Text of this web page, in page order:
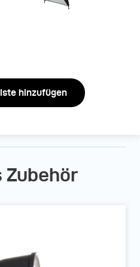
hinzufügen
Zubehör